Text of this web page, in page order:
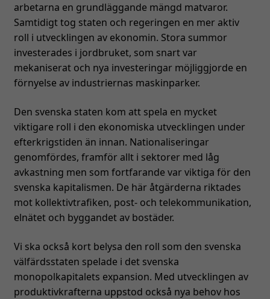
arbetarna en grundläggande mängd matvaror.
Samtidigt tog staten och regeringen en mer aktiv
roll i utvecklingen av ekonomin. Stora summor
investerades i jordbruket, som snart var
mekaniserat och nya investeringar möjliggjorde en
förnyelse av industriernas maskinparker.
Den svenska staten kom att spela en mycket
viktigare roll i den ekonomiska utvecklingen under
efterkrigstiden än innan. Nationaliseringar
genomfördes, framför allt i sektorer med låg
avkastning men som fortfarande var viktiga för den
svenska kapitalismen. De här åtgärderna riktades
mot kollektivtrafiken, post- och telekommunikation,
elnätet och byggandet av bostäder.
Vi ska också kort belysa den roll som den svenska
välfärdsstaten spelade i det svenska
monopolkapitalets expansion. Med utvecklingen av
produktivkrafterna uppstod också nya behov hos